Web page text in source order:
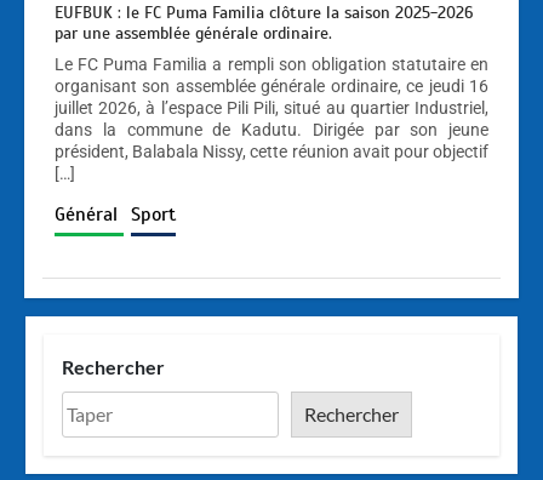
EUFBUK : le FC Puma Familia clôture la saison 2025-2026
par une assemblée générale ordinaire.
Le FC Puma Familia a rempli son obligation statutaire en
organisant son assemblée générale ordinaire, ce jeudi 16
juillet 2026, à l’espace Pili Pili, situé au quartier Industriel,
dans la commune de Kadutu. Dirigée par son jeune
président, Balabala Nissy, cette réunion avait pour objectif
[…]
Général Sport
Rechercher
Rechercher